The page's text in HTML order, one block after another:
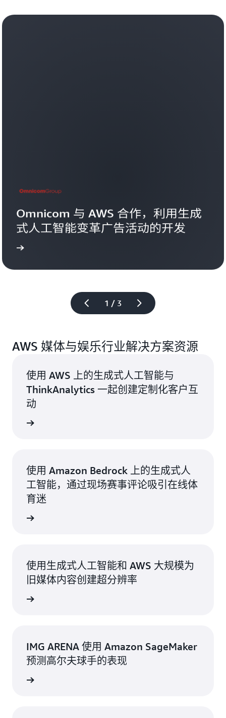
1 / 3
Omnicom 与 AWS 合作，利用生成
式人工智能变革广告活动的开发
了
AWS 媒体与娱乐行业解决方案资源
使用 AWS 上的生成式人工智能与
ThinkAnalytics 一起创建定制化客户互
动
使用 Amazon Bedrock 上的生成式人
工智能，通过现场赛事评论吸引在线体
育迷
使用生成式人工智能和 AWS 大规模为
旧媒体内容创建超分辨率
IMG ARENA 使用 Amazon SageMaker
预测高尔夫球手的表现